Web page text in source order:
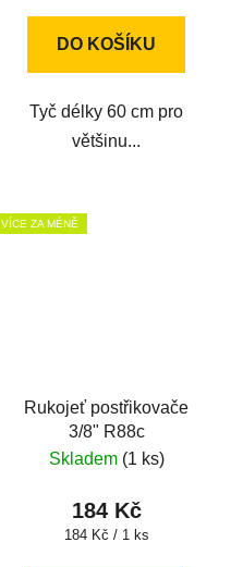
DO KOŠÍKU
Tyč délky 60 cm pro
většinu...
VÍCE ZA MÉNĚ
Rukojeť postřikovače
3/8" R88c
Skladem (1 ks)
184 Kč
Měrná
184 Kč / 1 ks